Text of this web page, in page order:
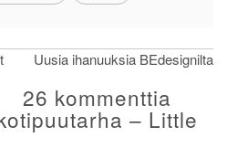
Uusia ihanuuksia BEdesignilta
26 kommenttia
– Little